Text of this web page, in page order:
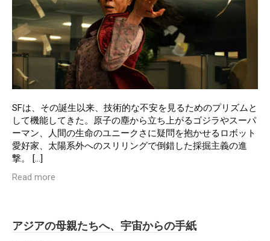
SFは、その誕生以来、技術的な不安を見るためのプリズムと
して機能してきた。原子の塵から立ち上がるゴジラやスーパ
ーマン、人間の生命のユニークさに疑問を抱かせるロボット
愛好家、太陽系外へのスリリングで倒錯した採掘主義の進
撃。 […]
Read more
アジアの母親たちへ、宇宙からの手紙